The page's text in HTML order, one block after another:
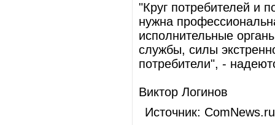
"Круг потребителей и
нужна
исполнительные
службы, силы
потребители", -
Виктор Логинов
Источник: